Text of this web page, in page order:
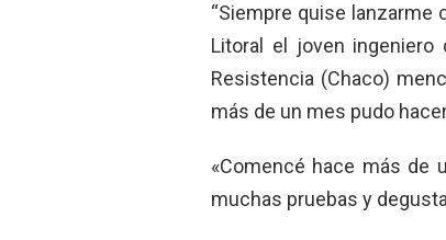
“Siempre quise lanzarme
Litoral el joven
Resistencia (Chaco)
más de un mes pudo
«Comencé hace más de
muchas pruebas y